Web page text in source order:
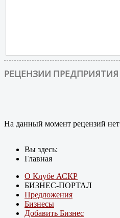
РЕЦЕНЗИИ ПРЕДПРИЯТИЯ
На данный момент рецензий нет
Вы здесь:
Главная
О Клубе АСКР
БИЗНЕС-ПОРТАЛ
Предложения
Бизнесы
Добавить Бизнес